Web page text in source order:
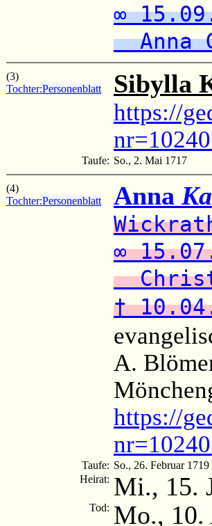
∞
Anna
(3)
Tochter:Personenblatt Sibylla
https://
Taufe: So., 2. Mai 1717
(4)
Tochter:Personenblatt Anna
∞
†
A.
https://
Taufe: So., 26. Februar 1719
Heirat: Mi., 15.
Tod: Mo.,